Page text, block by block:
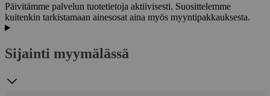
Päivitämme palvelun tuotetietoja aktiivisesti. Suosittelemme
kuitenkin tarkistamaan ainesosat aina myös myyntipakkauksesta.
Sijainti myymälässä